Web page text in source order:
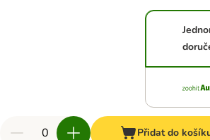
Přidat do